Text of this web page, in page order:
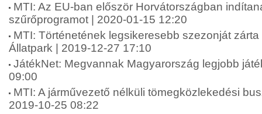
MTI: Az EU-ban először Horvátországban
szűrőprogramot | 2020-01-15 12:20
MTI: Történetének legsikeresebb szezonját
Állatpark | 2019-12-27 17:10
JátékNet: Megvannak Magyarország legjobb
09:00
MTI: A járművezető nélküli tömegközlekedési
2019-10-25 08:22